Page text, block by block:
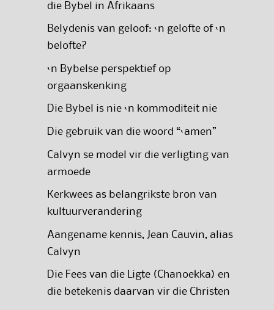
die Bybel in Afrikaans
Belydenis van geloof: ‘n gelofte of ‘n
belofte?
‘n Bybelse perspektief op
orgaanskenking
Die Bybel is nie ‘n kommoditeit nie
Die gebruik van die woord “‘amen”
Calvyn se model vir die verligting van
armoede
Kerkwees as belangrikste bron van
kultuurverandering
Aangename kennis, Jean Cauvin, alias
Calvyn
Die Fees van die Ligte (Chanoekka) en
die betekenis daarvan vir die Christen